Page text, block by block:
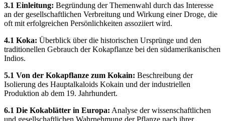
3.1 Einleitung: Begründung der Themenwahl durch das Interesse
an der gesellschaftlichen Verbreitung und Wirkung einer Droge, die
oft mit erfolgreichen Persönlichkeiten assoziiert wird.
4.1 Koka: Überblick über die historischen Ursprünge und den
traditionellen Gebrauch der Kokapflanze bei den südamerikanischen
Indios.
5.1 Von der Kokapflanze zum Kokain: Beschreibung der
Isolierung des Hauptalkaloids Kokain und der industriellen
Produktion ab dem 19. Jahrhundert.
6.1 Die Kokablätter in Europa: Analyse der wissenschaftlichen
und gesellschaftlichen Wahrnehmung der Pflanze nach ihrer